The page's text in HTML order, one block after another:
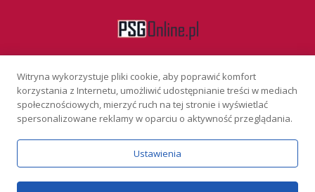
Facebook
KONTAKT REKLAMA POLITYKA PRYWATNOŚCI
Serwis wyłącznie dla osób powyżej 18 lat. Hazard może uzależniać.
Graj odpowiedzialnie.Szczegóły
Copyright © 2026 PSGonline.pl
Witryna wykorzystuje pliki cookie, aby poprawić komfort
korzystania z Internetu, umożliwić udostępnianie treści w mediach
społecznościowych, mierzyć ruch na tej stronie i wyświetlać
spersonalizowane reklamy w oparciu o aktywność przeglądania.
Ustawienia